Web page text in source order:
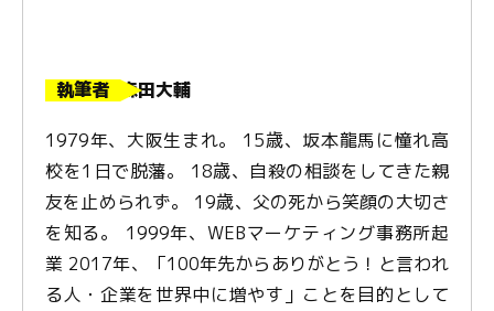
執筆者 森田大輔
1979年、大阪生まれ。 15歳、坂本龍馬に憧れ高
校を1日で脱藩。 18歳、自殺の相談をしてきた親
友を止められず。 19歳、父の死から笑顔の大切さ
を知る。 1999年、WEBマーケティング事務所起
業 2017年、「100年先からありがとう！と言われ
る人・企業を世界中に増やす」ことを目的として